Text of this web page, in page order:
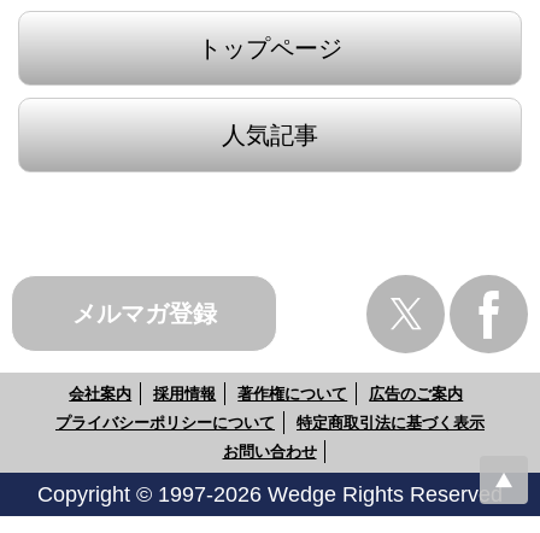
トップページ
人気記事
メルマガ登録
会社案内 採用情報 著作権について
広告のご案内
プライバシーポリシーについて
特定商取引法に基づく表示
お問い合わせ
Copyright © 1997-2026 Wedge Rights Reserved